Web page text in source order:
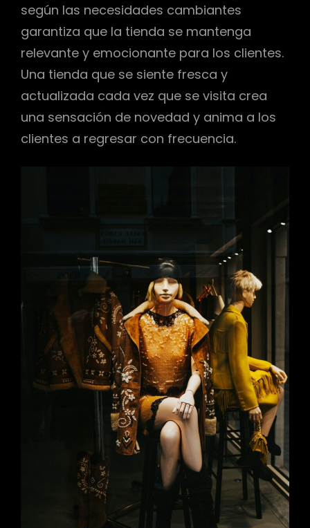
según las necesidades cambiantes
garantiza que la tienda se mantenga
relevante y emocionante para los clientes.
Una tienda que se siente fresca y
actualizada cada vez que se visita crea
una sensación de novedad y anima a los
clientes a regresar con frecuencia.